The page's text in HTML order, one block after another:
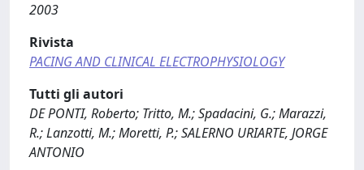
2003
Rivista
PACING AND CLINICAL ELECTROPHYSIOLOGY
Tutti gli autori
DE PONTI, Roberto; Tritto, M.; Spadacini, G.; Marazzi,
R.; Lanzotti, M.; Moretti, P.; SALERNO URIARTE, JORGE
ANTONIO